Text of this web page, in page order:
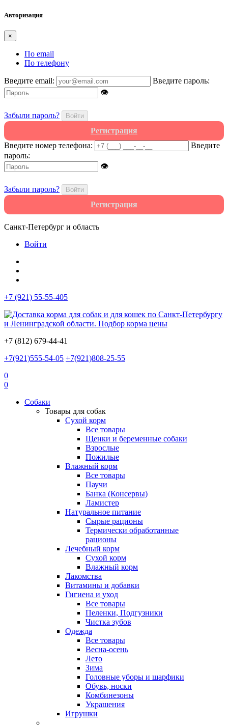
Авторизация
×
По email
По телефону
Введите email:
Введите пароль:
👁
Забыли пароль? Войти
Регистрация
Введите номер телефона:
Введите
пароль:
👁
Забыли пароль? Войти
Регистрация
Санкт-Петербург и область
Войти
+7 (921) 55-55-405
+7 (812) 679-44-41
+7(921)555-54-05 +7(921)808-25-55
0
0
Собаки
Товары для собак
Сухой корм
Все товары
Щенки и беременные собаки
Взрослые
Пожилые
Влажный корм
Все товары
Паучи
Банка (Консервы)
Ламистер
Натуральное питание
Сырые рационы
Термически обработанные
рационы
Лечебный корм
Сухой корм
Влажный корм
Лакомства
Витамины и добавки
Гигиена и уход
Все товары
Пеленки, Подгузники
Чистка зубов
Одежда
Все товары
Весна-осень
Лето
Зима
Головные уборы и шарфики
Обувь, носки
Комбинезоны
Украшения
Игрушки